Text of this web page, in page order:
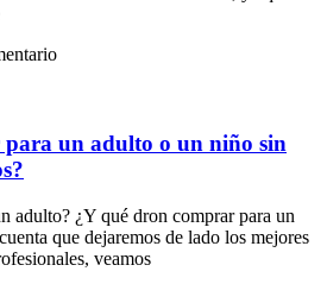
un adulto o un niño sin
adulto? ¿Y qué dron comprar para un
que dejaremos de lado los mejores
veamos